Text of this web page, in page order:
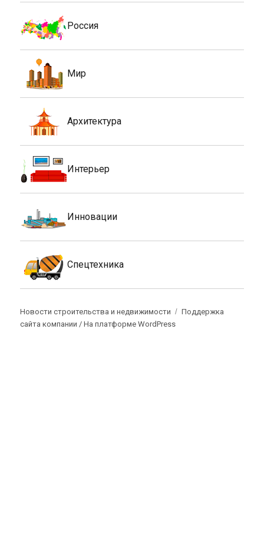
Россия
Мир
Архитектура
Интерьер
Инновации
Спецтехника
Новости строительства и недвижимости
Поддержка
сайта компании /На платформе WordPress